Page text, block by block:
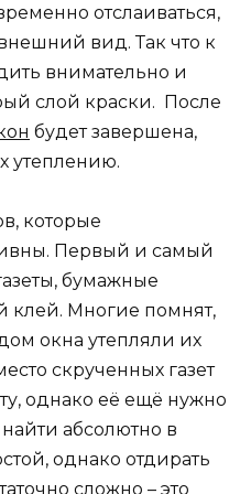
отслаиваться,
вид. Так что к
внимательно и
слой краски. После
будет завершена,
утеплению.
которые
Первый и самый
бумажные
клей. Многие помнят,
окна утепляли их
скрученных газет
однако её ещё нужно
абсолютно в
однако отдирать
сложно – это